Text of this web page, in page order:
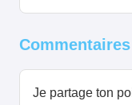
Je partage ton